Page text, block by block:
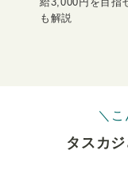
も解説
＼
タスカ